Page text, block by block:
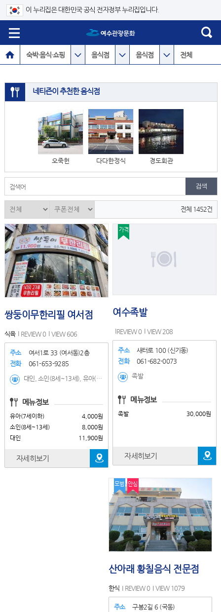
이 누리집은 대한민국 공식 전자정부 누리집입니다.
숙박·음식·쇼핑 음식점 음식점 전체
네티즌이 추천한 음식점
오죽헌 다다한정식 경도회관
검색어
전체 1452건
쌍둥이무한리필 여서점
식육 REVIEW 0 VIEW 606
주소
여서1로 33 (여서동)2층
전화
061-653-9285
대인, 소인(8세~13세), 유아(7세이하)
메뉴정보
유아(7세이하)
4,000원
소인(8세~13세)
8,000원
대인
11,900원
자세히보기
가격
여수족발
REVIEW 0 VIEW 208
주소
새터로 100 (신기동)
전화
061-682-0073
족발
메뉴정보
족발 30,000원
자세히보기
모범 안심
산아래 황칠음식 전문점
한식 REVIEW 0 VIEW 1079
주소
구봉2길 6 (국동)